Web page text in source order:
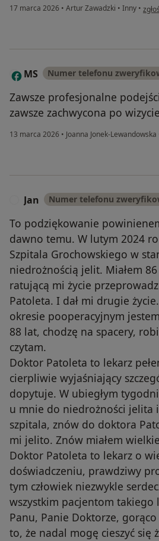
17 marca 2026 • Artur Zawadzki • Inny • w
M MS Numer telefonu
Zawsze profesjonalne
zawsze zachwycona po
13 marca 2026 • Joanna Jonek-Lewandowska
Jan Numer telefonu
To podziękowanie
dawno temu. W lutym 2024
Szpitala Grochowskiego w
niedrożnością jelit. Miałem
ratującą mi życie
Patoleta. I dał mi drugie
okresie pooperacyjnym
88 lat, chodzę na spacery,
czytam.
Doktor Patoleta to lekarz
cierpliwie wyjaśniający
dopytuje. W ubiegłym
u mnie do niedrożności jelita
szpitala, znów do doktora
mi jelito. Znów miałem
Doktor Patoleta to lekarz o
doświadczeniu, prawdziwy
tym człowiek niezwykle
wszystkim pacjentom takiego
Panu, Panie Doktorze, gorąco
to, że nadal mogę cieszyć się